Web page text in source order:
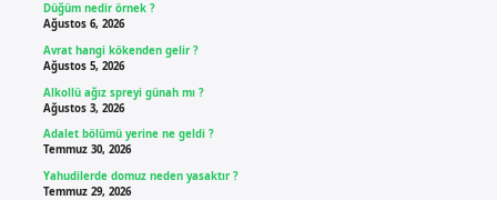
Düğüm nedir örnek ?
Ağustos 6, 2026
Avrat hangi kökenden gelir ?
Ağustos 5, 2026
Alkollü ağız spreyi günah mı ?
Ağustos 3, 2026
Adalet bölümü yerine ne geldi ?
Temmuz 30, 2026
Yahudilerde domuz neden yasaktır ?
Temmuz 29, 2026